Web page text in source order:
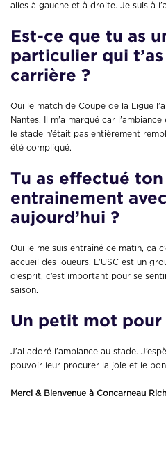
ailes à gauche et à droite. Je suis à
Est-ce que tu as
particulier qui
carrière ?
Oui le match de Coupe de la Ligue
Nantes. Il m’a marqué car
le stade n’était pas entièrement
été compliqué.
Tu as effectué
entrainement
aujourd’hui ?
Oui je me suis entraîné ce matin, ça
accueil des joueurs. L’USC est un
d’esprit, c’est important pour se
saison.
Un petit mot pour
J’ai adoré l’ambiance au stade.
pouvoir leur procurer la joie et le
Merci & Bienvenue à Concarneau